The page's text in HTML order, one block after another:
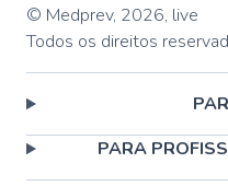
© Medprev, 2026, live
Todos os direitos
PARA